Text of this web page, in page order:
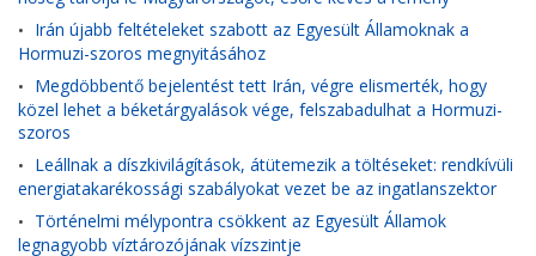
• Irán újabb feltételeket szabott az Egyesült Államoknak a
Hormuzi-szoros megnyitásához
• Megdöbbentő bejelentést tett Irán, végre elismerték, hogy
közel lehet a béketárgyalások vége, felszabadulhat a Hormuzi-
szoros
• Leállnak a díszkivilágítások, átütemezik a töltéseket: rendkívüli
energiatakarékossági szabályokat vezet be az ingatlanszektor
• Történelmi mélypontra csökkent az Egyesült Államok
legnagyobb víztározójának vízszintje